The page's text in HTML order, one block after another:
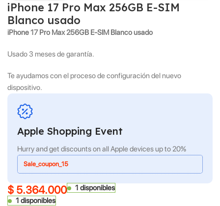
iPhone 17 Pro Max 256GB E-SIM
Blanco usado
iPhone 17 Pro Max 256GB E-SIM Blanco usado
Usado 3 meses de garantía.
Te ayudamos con el proceso de configuración del nuevo
dispositivo.
Apple Shopping Event
Hurry and get discounts on all Apple devices up to 20%
Sale_coupon_15
$ 5.364.000
1 disponibles
1 disponibles